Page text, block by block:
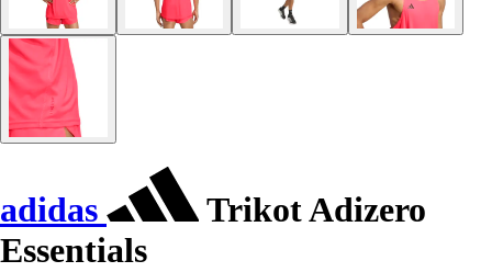
adidas
Trikot Adizero
Essentials